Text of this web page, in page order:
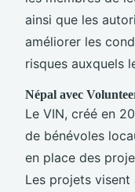
ainsi que les
améliorer les
risques auxquels
Népal avec
Le VIN, créé en
de bénévoles
en place des
Les projets visent